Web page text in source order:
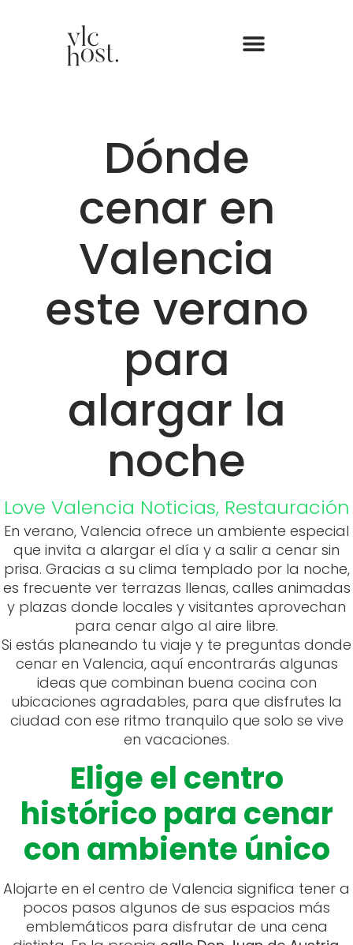
Dónde
cenar en
Valencia
este verano
para
alargar la
noche
Love Valencia Noticias, Restauración
En verano, Valencia ofrece un ambiente especial
que invita a alargar el día y a salir a cenar sin
prisa. Gracias a su clima templado por la noche,
es frecuente ver terrazas llenas, calles animadas
y plazas donde locales y visitantes aprovechan
para cenar algo al aire libre.
Si estás planeando tu viaje y te preguntas donde
cenar en Valencia, aquí encontrarás algunas
ideas que combinan buena cocina con
ubicaciones agradables, para que disfrutes la
ciudad con ese ritmo tranquilo que solo se vive
en vacaciones.
Elige el centro
histórico para cenar
con ambiente único
Alojarte en el centro de Valencia significa tener a
pocos pasos algunos de sus espacios más
emblemáticos para disfrutar de una cena